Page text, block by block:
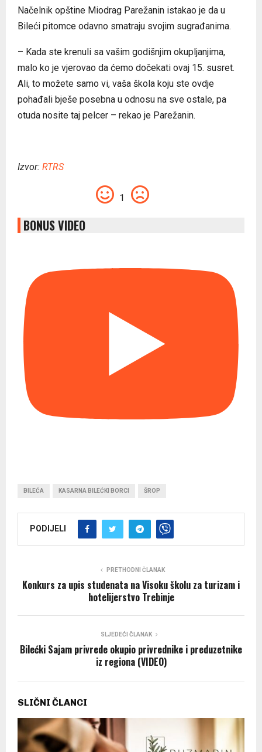
Načelnik opštine Miodrag Parežanin istakao je da u
Bileći pitomce odavno smatraju svojim sugrađanima.
– Kada ste krenuli sa vašim godišnjim okupljanjima,
malo ko je vjerovao da ćemo dočekati ovaj 15. susret.
Ali, to možete samo vi, vaša škola koju ste ovdje
pohađali bješe posebna u odnosu na sve ostale, pa
otuda nosite taj pelcer – rekao je Parežanin.
Izvor: RTRS
1
BONUS VIDEO
BILEĆA KASARNA BILEĆKI BORCI ŠROP
PODIJELI
PRETHODNI ČLANAK
Konkurs za upis studenata na Visoku školu za turizam i
hotelijerstvo Trebinje
SLJEDEĆI ČLANAK
Bilećki Sajam privrede okupio privrednike i preduzetnike
iz regiona (VIDEO)
SLIČNI ČLANCI